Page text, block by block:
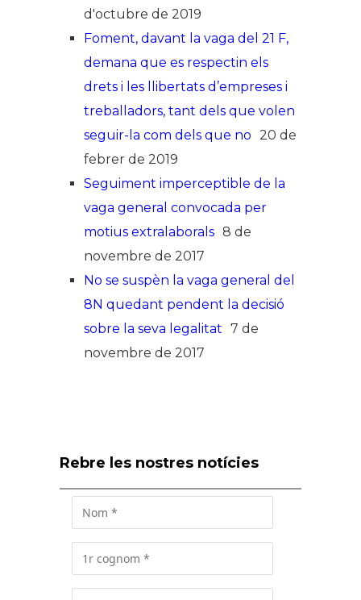
d'octubre de 2019
Foment, davant la vaga del 21 F,
demana que es respectin els
drets i les llibertats d’empreses i
treballadors, tant dels que volen
seguir-la com dels que no 20 de
febrer de 2019
Seguiment imperceptible de la
vaga general convocada per
motius extralaborals 8 de
novembre de 2017
No se suspèn la vaga general del
8N quedant pendent la decisió
sobre la seva legalitat 7 de
novembre de 2017
Rebre les nostres notícies